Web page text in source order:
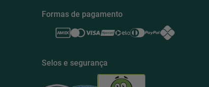
Formas de pagamento
Selos e segurança